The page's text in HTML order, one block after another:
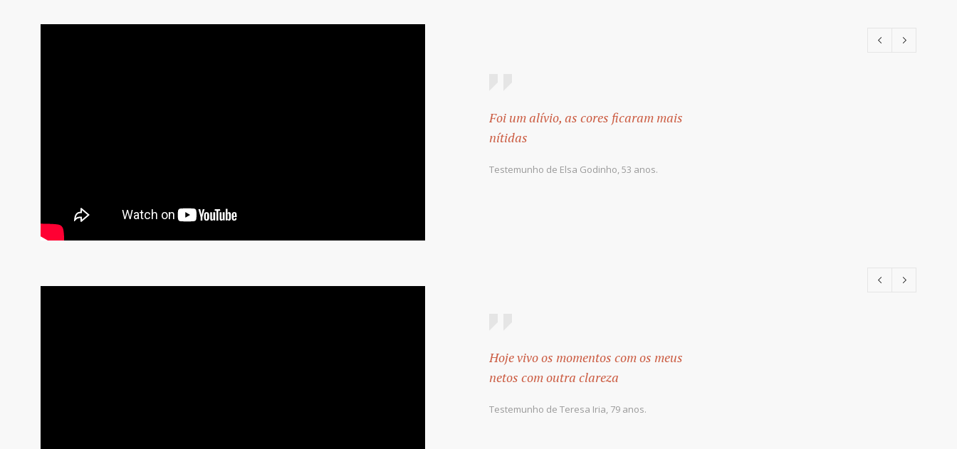
Foi um alívio, as cores ficaram mais
nítidas
Testemunho de Elsa Godinho, 53 anos.
Hoje vivo os momentos com os meus
netos com outra clareza
Testemunho de Teresa Iria, 79 anos.